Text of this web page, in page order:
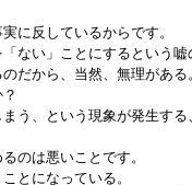
に反しているからです。
ない」ことにするという
だから、当然、無理がある
う、という現象が発生する
のは悪いことです。
とになっている。